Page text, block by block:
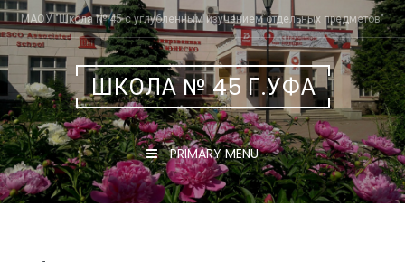
Skip
to
content
МАОУ "Школа № 45 с углубленным изучением отдельных предметов"
ШКОЛА № 45 Г.УФА
PRIMARY MENU